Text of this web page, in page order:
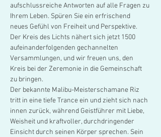
aufschlussreiche Antworten auf alle Fragen zu
Ihrem Leben. Spüren Sie ein erfrischend
neues Gefühl von Freiheit und Perspektive.
Der Kreis des Lichts nähert sich jetzt 1500
aufeinanderfolgenden gechannelten
Versammlungen, und wir freuen uns, den
Kreis bei der Zeremonie in die Gemeinschaft
zu bringen.
Der bekannte Malibu-Meisterschamane Riz
tritt in eine tiefe Trance ein und zieht sich nach
innen zurück, während Geistführer mit Liebe,
Weisheit und kraftvoller, durchdringender
Einsicht durch seinen Körper sprechen. Sein